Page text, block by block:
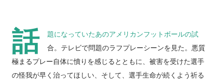
話
題になっていたあのアメリカンフットボールの試
合。テレビで問題のラフプレーシーンを見た。悪質
極まるプレー自体に憤りを感じるとともに、被害を受けた選手
の怪我が早く治ってほしい、そして、選手生命が続くよう祈る